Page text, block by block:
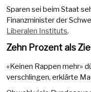
Sparen sei beim Staat
Finanzminister der
Liberalen Instituts.
Zehn Prozent als Ziel
«Keinen Rappen mehr»
verschlingen, erklärte